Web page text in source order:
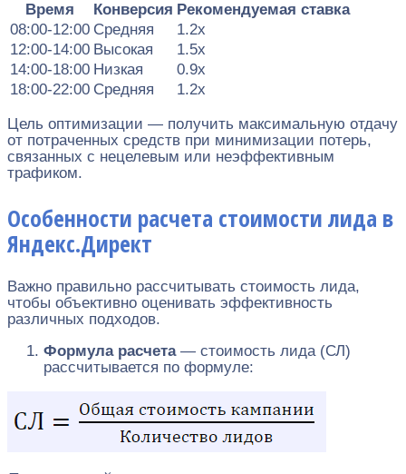
Время Конверсия Рекомендуемая ставка
08:00-12:00 Средняя
1.2x
12:00-14:00 Высокая
1.5x
14:00-18:00 Низкая
0.9x
18:00-22:00 Средняя
1.2x
Цель оптимизации — получить максимальную отдачу
от потраченных средств при минимизации потерь,
связанных с нецелевым или неэффективным
трафиком.
Особенности расчета стоимости лида в
Яндекс.Директ
Важно правильно рассчитывать стоимость лида,
чтобы объективно оценивать эффективность
различных подходов.
Формула расчета— стоимость лида (СЛ)
рассчитывается по формуле: